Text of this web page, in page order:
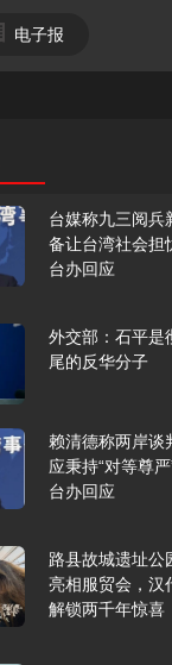
电子报
台媒称九三阅兵
备让台湾社会担
台办回应
外交部：石平是
尾的反华分子
赖清德称两岸谈
应秉持“对等尊
台办回应
路县故城遗址公
亮相服贸会，汉
解锁两千年惊喜